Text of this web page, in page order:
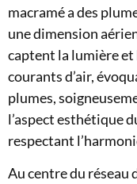
macramé a des
une dimension
captent la lumière et
courants d’air,
plumes,
l’aspect esthétique
respectant
Au centre du réseau